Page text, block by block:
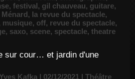
, festival, gil chauveau, guitare,
, la revue du spectacle,
musique, off, revue du spectacle,
, saxo, scene, spectacle, theatre
sur cour… et jardin d'une
Yves Kafka | 02/12/2021 | Théâtre